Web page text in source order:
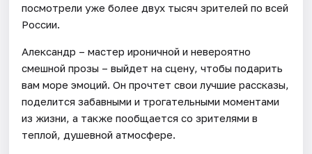
посмотрели уже более двух тысяч зрителей по всей
России.
Александр – мастер ироничной и невероятно
смешной прозы – выйдет на сцену, чтобы подарить
вам море эмоций. Он прочтет свои лучшие рассказы,
поделится забавными и трогательными моментами
из жизни, а также пообщается со зрителями в
теплой, душевной атмосфере.